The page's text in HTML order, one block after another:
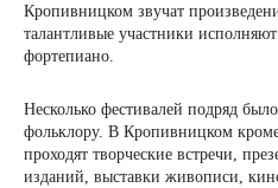
Кропивницком звучат
талантливые участники
фортепиано.
Несколько фестивалей подряд
фольклору. В Кропивницком кроме
проходят творческие встречи,
изданий, выставки живописи,